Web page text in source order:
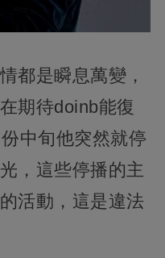
都是瞬息萬變，
期待doinb能復
中旬他突然就停
，這些停播的主
活動，這是違法